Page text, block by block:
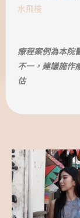
水飛梭
療程案例為本院
不一，建議施作
估